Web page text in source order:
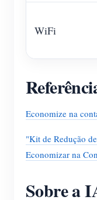
WiFi
Economize na
"Kit de Redução
Economizar na
Sobre a